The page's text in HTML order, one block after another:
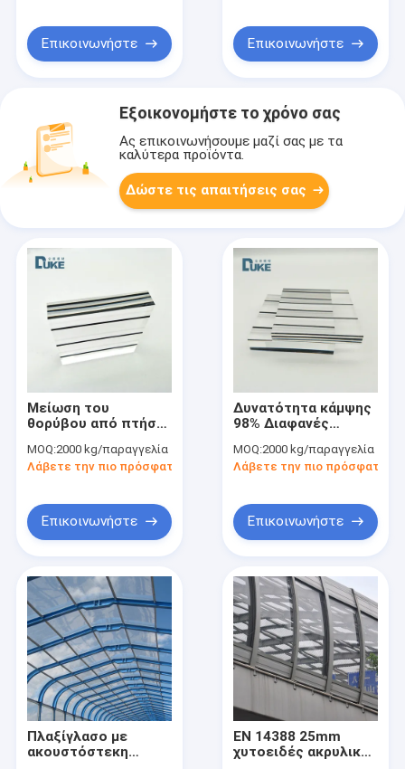
Επικοινωνήστε Επικοινωνήστε
Εξοικονομήστε το χρόνο σας
Ας επικοινωνήσουμε μαζί σας με τα
καλύτερα προϊόντα.
Δώστε τις απαιτήσεις σας
Μείωση του
θορύβου από πτήση
ακρυλικό φύλλο
80MM 100MM 120MM
MOQ:2000 kg/παραγγελία
Λάβετε την πιο πρόσφατη τιμή
Επικοινωνήστε
Δυνατότητα κάμψης
98% Διαφανές
φύλλο 8mm 16mm
20mm
MOQ:2000 kg/παραγγελία
Λάβετε την πιο πρόσφατη
Επικοινωνήστε
Πλαξίγλασο με
ακουστόστεκη
EN 14388 25mm
χυτοειδές ακρυλικό